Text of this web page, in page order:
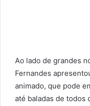
Ao lado de grandes
Fernandes
animado, que pode
até baladas de todos